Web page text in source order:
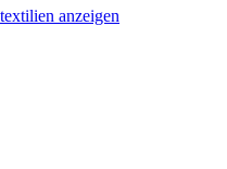
anzeigen